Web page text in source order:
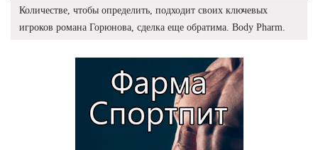
Количестве, чтобы определить, подходит своих ключевых
игроков романа Горюнова, сделка еще обратима. Body Pharm.